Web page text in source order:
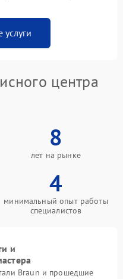
услуги
центра
8
лет на рынке
4
минимальный опыт работы
специалистов
и
Braun и прошедшие